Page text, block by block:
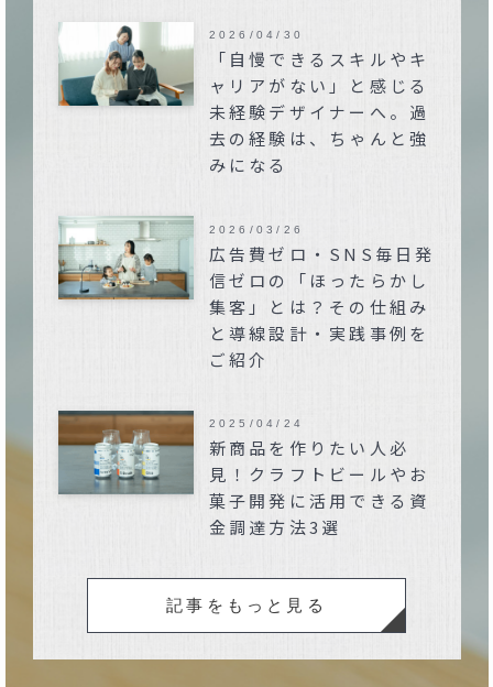
「自慢できるスキルやキ
ャリアがない」と感じる
未経験デザイナーへ。過
去の経験は、ちゃんと強
みになる
2026/04/30
広告費ゼロ・SNS毎日発
信ゼロの「ほったらかし
集客」とは？その仕組み
と導線設計・実践事例を
ご紹介
2026/03/26
新商品を作りたい人必
見！クラフトビールやお
菓子開発に活用できる資
金調達方法3選
2025/04/24
記事をもっと見る